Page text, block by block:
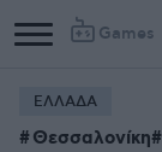
Games
ΕΛΛΑΔΑ
Θεσσαλονίκη